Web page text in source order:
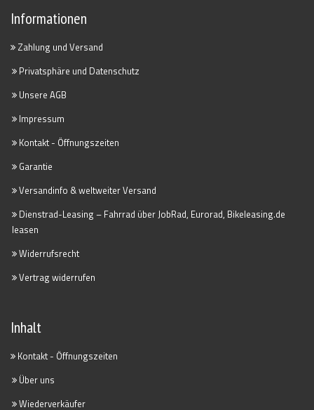
Informationen
Zahlung und Versand
Privatsphäre und Datenschutz
Unsere AGB
Impressum
Kontakt - Öffnungszeiten
Garantie
Versandinfo & weltweiter Versand
Dienstrad-Leasing – Fahrrad über JobRad, Eurorad, Bikeleasing.de
leasen
Widerrufsrecht
Vertrag widerrufen
Inhalt
Kontakt - Öffnungszeiten
Über uns
Wiederverkäufer